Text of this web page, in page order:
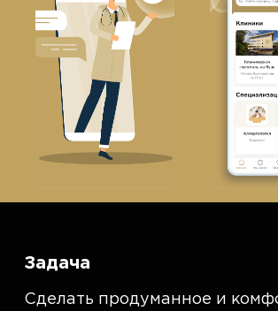
Задача
Сделать продуманное и